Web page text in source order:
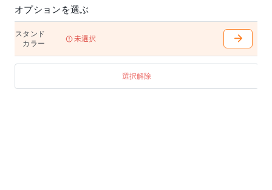
※ポリプロピレン製のシェードは、直射日光などの紫
外線、エアコンなどの風に常時当たる環境下で使用す
オプションを選ぶ
スタンド
カラー
未選択
選択解除